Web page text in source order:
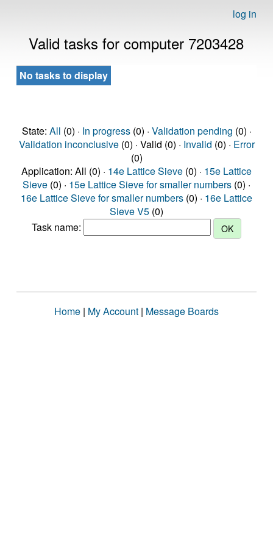
log in
Valid tasks for computer 7203428
No tasks to display
State: All (0) · In progress(0) · Validation pending (0) ·
Validation inconclusive(0) · Valid (0) · Invalid (0) · Error
(0)
Application: All (0) · 14e Lattice Sieve (0) · 15e Lattice
Sieve (0) · 15e Lattice Sieve for smaller numbers (0) ·
16e Lattice Sieve for smaller numbers (0) · 16e Lattice
Sieve V5 (0)
Task name:
Home | My Account | Message Boards